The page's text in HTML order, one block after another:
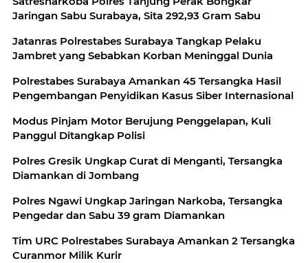
Jaringan Sabu Surabaya, Sita 292,93 Gram Sabu
Jatanras Polrestabes Surabaya Tangkap Pelaku
Jambret yang Sebabkan Korban Meninggal Dunia
Polrestabes Surabaya Amankan 45 Tersangka Hasil
Pengembangan Penyidikan Kasus Siber Internasional
Modus Pinjam Motor Berujung Penggelapan, Kuli
Panggul Ditangkap Polisi
Polres Gresik Ungkap Curat di Menganti, Tersangka
Diamankan di Jombang
Polres Ngawi Ungkap Jaringan Narkoba, Tersangka
Pengedar dan Sabu 39 gram Diamankan
Tim URC Polrestabes Surabaya Amankan 2 Tersangka
Curanmor Milik Kurir